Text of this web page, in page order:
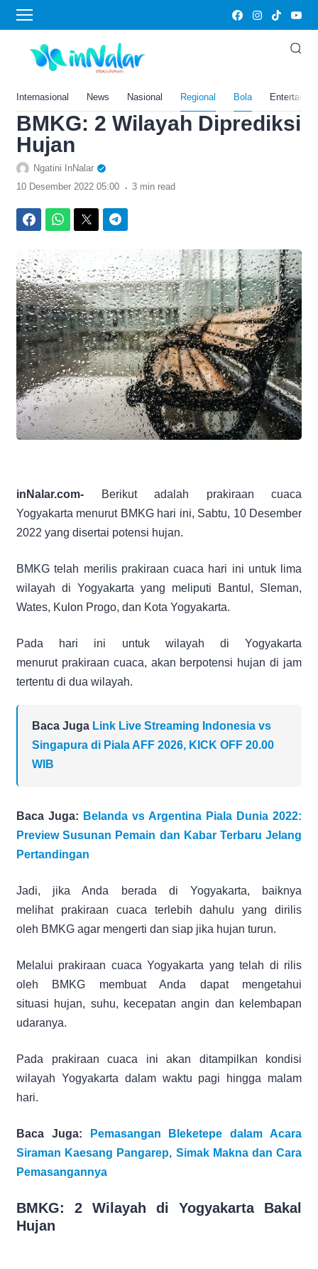
Internasional News Nasional Regional Bola
Home›Bola
Prakiraan Cuaca
Yogyakarta Hari Ini Sabtu,
10 Desember 2022 Versi
BMKG: 2 Wilayah Diprediksi
Hujan
Ngatini InNalar
10 Desember 2022 05:00 . 3 min read
inNalar.com-
Berikut adalah prakiraan cuaca
Yogyakarta menurut BMKG hari ini, Sabtu, 10 Desember
2022 yang disertai potensi hujan.
BMKG telah merilis prakiraan cuaca hari ini untuk lima
wilayah di Yogyakarta yang meliputi Bantul, Sleman,
Wates, Kulon Progo, dan Kota Yogyakarta.
Pada hari ini untuk wilayah di Yogyakarta
menurut prakiraan cuaca, akan berpotensi hujan di jam
tertentu di dua wilayah.
Baca Juga Link Live Streaming Indonesia vs
Singapura di Piala AFF 2026, KICK OFF 20.00
WIB
Baca Juga: Belanda vs Argentina Piala Dunia 2022:
Preview Susunan Pemain dan Kabar Terbaru Jelang
Pertandingan
Jadi, jika Anda berada di Yogyakarta, baiknya
melihat prakiraan cuaca terlebih dahulu yang dirilis
oleh BMKG agar mengerti dan siap jika hujan turun.
Melalui prakiraan cuaca Yogyakarta yang telah di rilis
oleh BMKG membuat Anda dapat mengetahui
situasi hujan, suhu, kecepatan angin dan kelembapan
udaranya.
Pada prakiraan cuaca ini akan ditampilkan kondisi
wilayah Yogyakarta dalam waktu pagi hingga malam
hari.
Baca Juga:
Pemasangan Bleketepe dalam Acara
Siraman Kaesang Pangarep, Simak Makna dan Cara
Pemasangannya
BMKG: 2 Wilayah di Yogyakarta Bakal
Hujan